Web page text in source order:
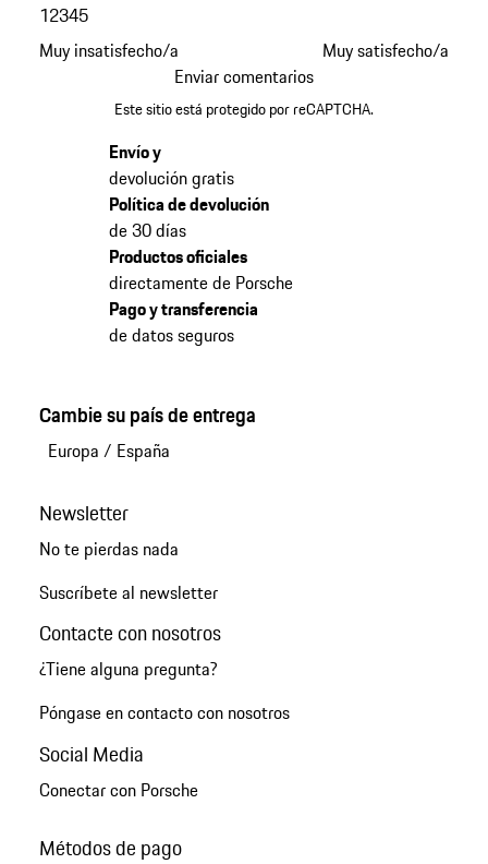
Muy insatisfecho/a
12345
Muy satisfecho/a
Enviar comentarios
Este sitio está protegido por reCAPTCHA.
Envío y
devolución gratis
Política de devolución
de 30 días
Productos oficiales
directamente de Porsche
Pago y transferencia
de datos seguros
Cambie su país de entrega
Europa / España
Newsletter
No te pierdas nada
Suscríbete al newsletter
Contacte con nosotros
¿Tiene alguna pregunta?
Póngase en contacto con nosotros
Social Media
Conectar con Porsche
Métodos de pago